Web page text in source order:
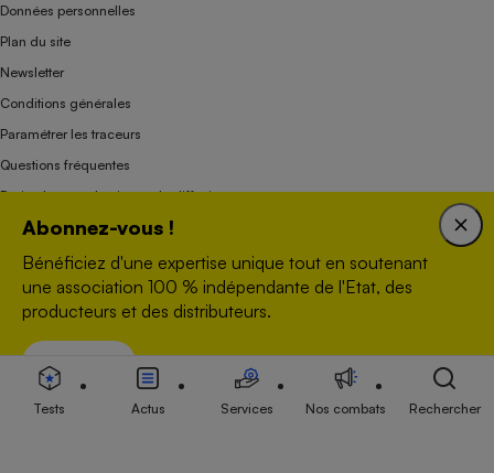
Abonnez-vous !
Bénéficiez d'une expertise unique tout en soutenant
une association 100 % indépendante de l'Etat, des
producteurs et des distributeurs.
Voir nos offres
Données personnelles
Plan du site
Newsletter
Conditions générales
Paramétrer les traceurs
Questions fréquentes
Droits de reproduction et de diffusion
Mentions légales
Panel
distributeurs depuis 1951.
Tests Actus Services Nos combats Rechercher